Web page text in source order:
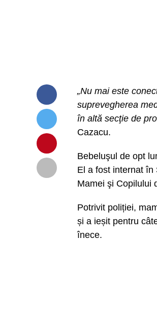
„Nu mai este
suprevegherea
în altă secţie de
Cazacu.
Bebeluşul de opt
El a fost internat în
Mamei şi Copilului
Potrivit poliției,
și a ieșit pentru
înece.